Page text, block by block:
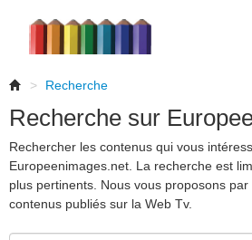
> Recherche
Recherche sur
Rechercher les contenus qui vous
Europeenimages.net. La recherche est
plus pertinents. Nous vous proposons
contenus publiés sur la Web Tv.